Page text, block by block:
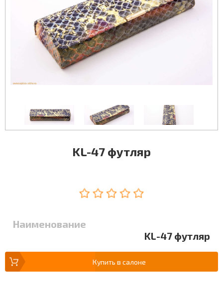
KL-47 футляр
Наименование
KL-47 футляр
Купить в салоне